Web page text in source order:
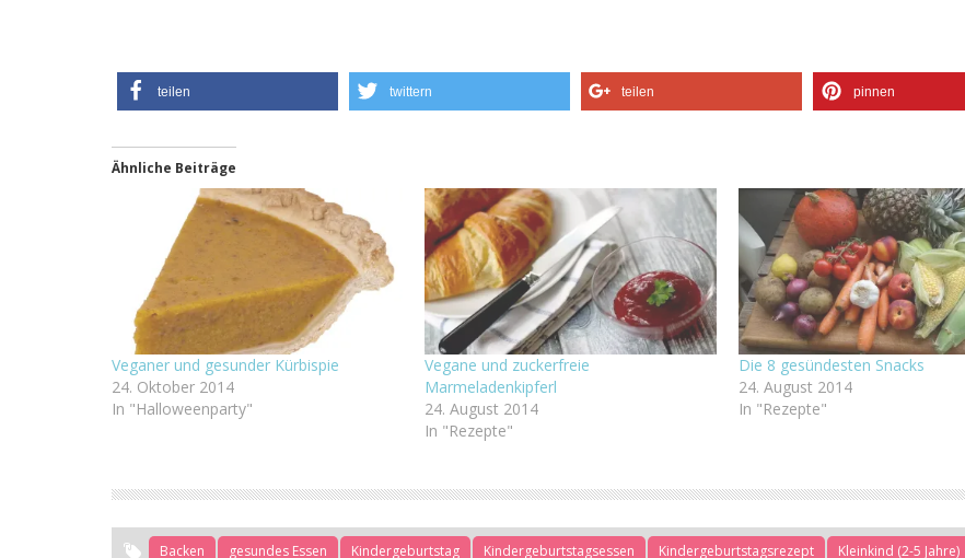
teilen twittern teilen pinnen
Ähnliche Beiträge
Veganer und gesunder Kürbispie
24. Oktober 2014
In "Halloweenparty"
Vegane und zuckerfreie
Marmeladenkipferl
24. August 2014
In "Rezepte"
Die 8 gesündesten Snacks
24. August 2014
In "Rezepte"
Backen gesundes Essen Kindergeburtstag Kindergeburtstagsessen Kindergeburtstagsrezept Kleinkind (2-5 Jahre)